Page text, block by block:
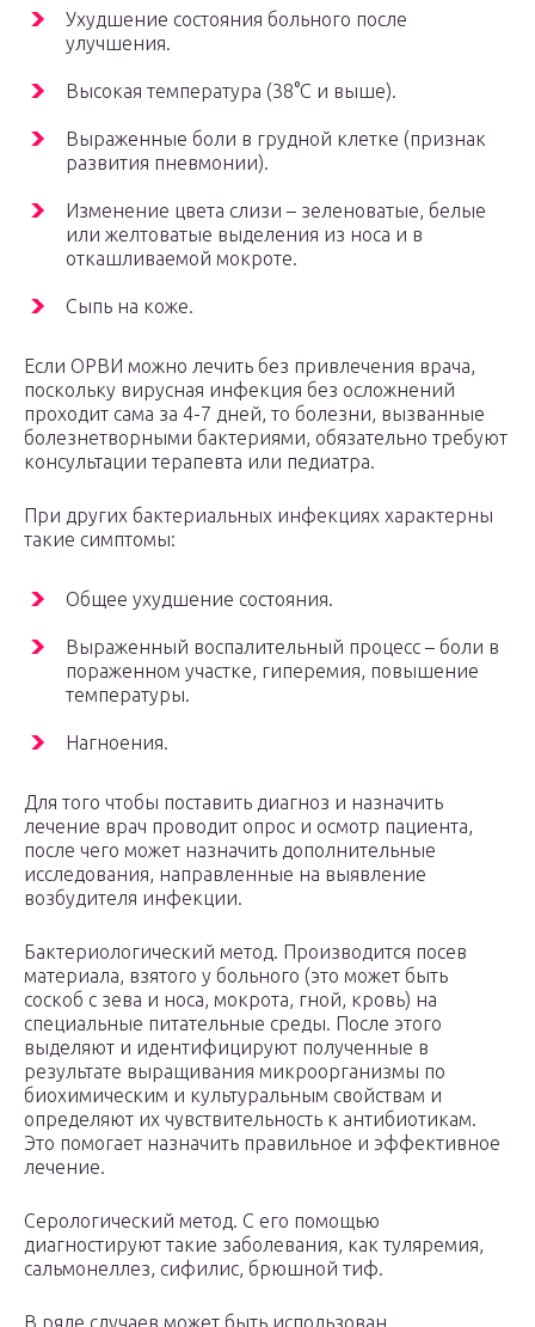
Ухудшение состояния больного после
улучшения.
Высокая температура (38°С и выше).
Выраженные боли в грудной клетке (признак
развития пневмонии).
Изменение цвета слизи – зеленоватые, белые
или желтоватые выделения из носа и в
откашливаемой мокроте.
Сыпь на коже.
Если ОРВИ можно лечить без привлечения врача,
поскольку вирусная инфекция без осложнений
проходит сама за 4-7 дней, то болезни, вызванные
болезнетворными бактериями, обязательно требуют
консультации терапевта или педиатра.
При других бактериальных инфекциях характерны
такие симптомы:
Общее ухудшение состояния.
Выраженный воспалительный процесс – боли в
пораженном участке, гиперемия, повышение
температуры.
Нагноения.
Для того чтобы поставить диагноз и назначить
лечение врач проводит опрос и осмотр пациента,
после чего может назначить дополнительные
исследования, направленные на выявление
возбудителя инфекции.
Бактериологический метод. Производится посев
материала, взятого у больного (это может быть
соскоб с зева и носа, мокрота, гной, кровь) на
специальные питательные среды. После этого
выделяют и идентифицируют полученные в
результате выращивания микроорганизмы по
биохимическим и культуральным свойствам и
определяют их чувствительность к антибиотикам.
Это помогает назначить правильное и эффективное
лечение.
Серологический метод. С его помощью
диагностируют такие заболевания, как туляремия,
сальмонеллез, сифилис, брюшной тиф.
В ряде случаев может быть использован